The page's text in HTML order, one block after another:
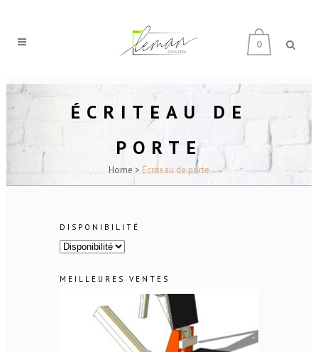
0
ÉCRITEAU DE
PORTE
Home > Écriteau de porte
DISPONIBILITÉ
MEILLEURES VENTES